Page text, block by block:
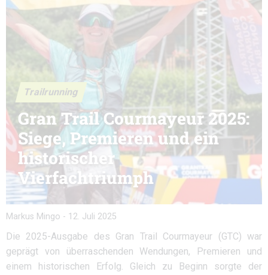
Trailrunning
Gran Trail Courmayeur 2025:
Siege, Premieren und ein
historischer
Vierfachtriumph
Markus Mingo - 12. Juli 2025
Die 2025-Ausgabe des Gran Trail Courmayeur (GTC) war
geprägt von überraschenden Wendungen, Premieren und
einem historischen Erfolg. Gleich zu Beginn sorgte der